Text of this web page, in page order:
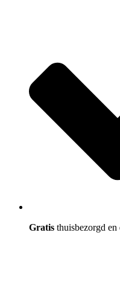
Gratis thuisbezorgd en